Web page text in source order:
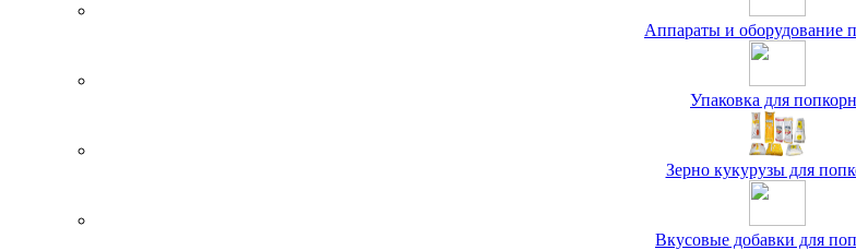
Аппараты и оборудование
Упаковка для
Зерно кукурузы для
Вкусовые добавки для